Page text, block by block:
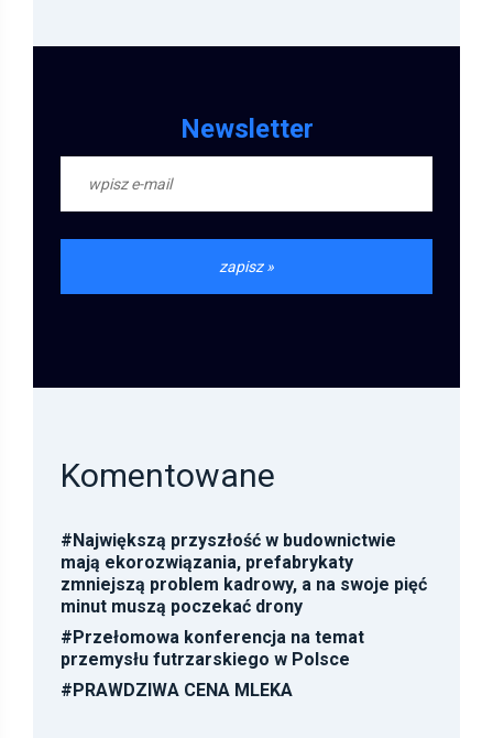
Newsletter
Komentowane
#Największą przyszłość w budownictwie
mają ekorozwiązania, prefabrykaty
zmniejszą problem kadrowy, a na swoje pięć
minut muszą poczekać drony
#Przełomowa konferencja na temat
przemysłu futrzarskiego w Polsce
#PRAWDZIWA CENA MLEKA